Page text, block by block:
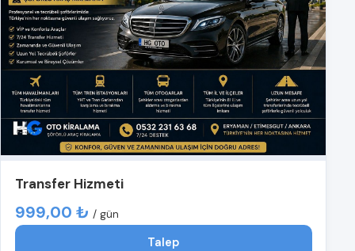
Transfer Hizmeti
999,00 ₺ / gün
Talep